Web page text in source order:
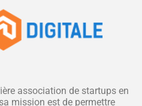
association de startups en
mission est de permettre